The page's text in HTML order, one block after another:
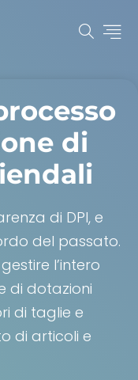
di
di DPI, e
del passato.
l’intero
di dotazioni
di taglie e
di articoli e